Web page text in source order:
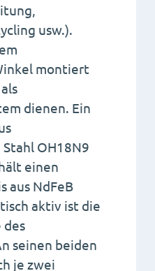
usw.).
montiert
dienen. Ein
OH18N9
einen
aus NdFeB
aktiv ist die
des
seinen beiden
je zwei